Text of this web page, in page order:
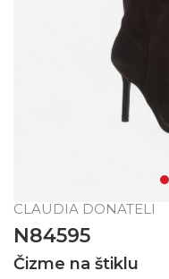
CLAUDIA DONATELI
N84595
Čizme na štiklu